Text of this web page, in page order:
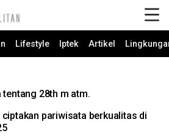
Lifestyle Iptek Artikel
28th m atm.
ciptakan pariwisata berkualitas di